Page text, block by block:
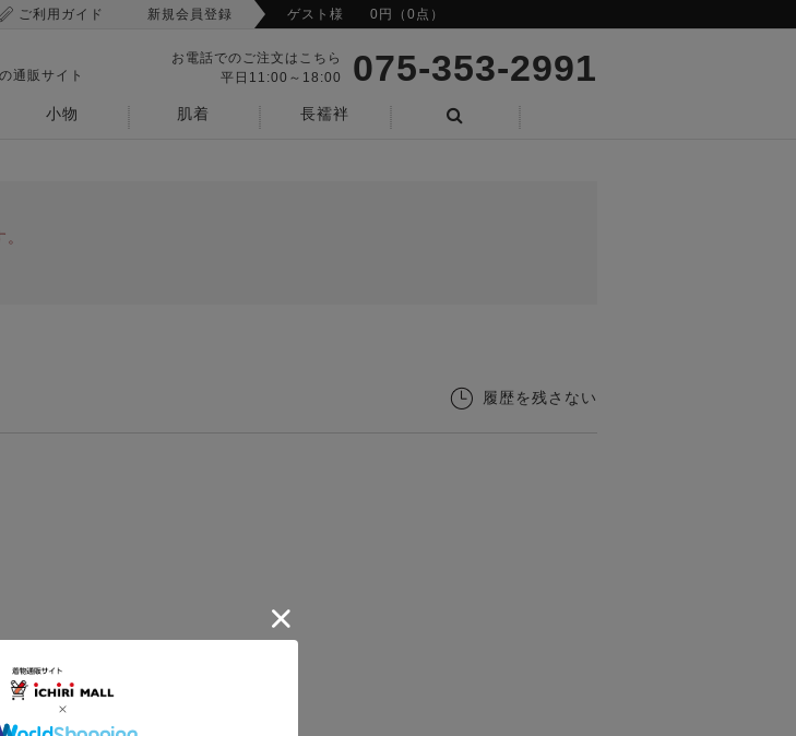
ご利用ガイド 新規会員登録 ゲスト様 0円（0点）
通販サイト
お電話でのご注文はこちら
平日11:00～18:00
075-353-2991
小物 肌着
長襦袢
履歴を残さない